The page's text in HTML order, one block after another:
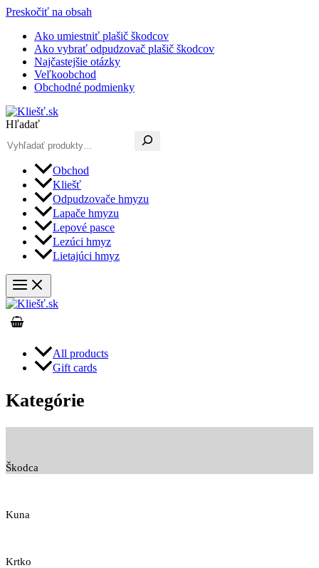
Preskočiť na obsah
Ako umiestniť plašič škodcov
Ako vybrať odpudzovač plašič škodcov
Najčastejšie otázky
Veľkoobchod
Obchodné podmienky
Hľadať
Obchod
Kliešť
Odpudzovače hmyzu
Lapače hmyzu
Lepové pasce
Lezúci hmyz
Lietajúci hmyz
All products
Gift cards
Kategórie
Škodca
Kuna
Krtko